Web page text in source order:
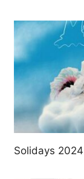
Solidays